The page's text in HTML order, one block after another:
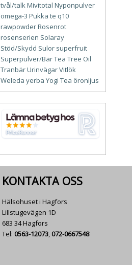
tvål/talkMivitotal Nyponpulver
omega-3 Pukka te q10
rawpowderRosenrot
rosenserien Solaray
Stöd/Skydd Sulor superfruit
Superpulver/BärTea Tree Oil
TranbärUrinvägarVitlök
Weleda yerba Yogi Tea öronljus
KONTAKTA OSS
Hälsohuset i Hagfors
Lillstugevägen 1D
683 34 Hagfors
Tel: 0563-12073,072-0667548